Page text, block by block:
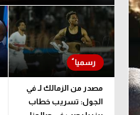
تحليل في الجول
حكايات في الجول
كويز في الجول
فيديو في الجول
مصدر من الزمالك لـ في
الجول: تسريب خطاب